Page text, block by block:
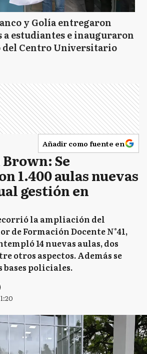
y Golía entregaron
a estudiantes e inauguraron
Centro Universitario
Añadir como fuente en
Se
1.400 aulas nuevas
gestión en
la ampliación del
de Formación Docente N°41,
14 nuevas aulas, dos
otros aspectos. Además se
policiales.